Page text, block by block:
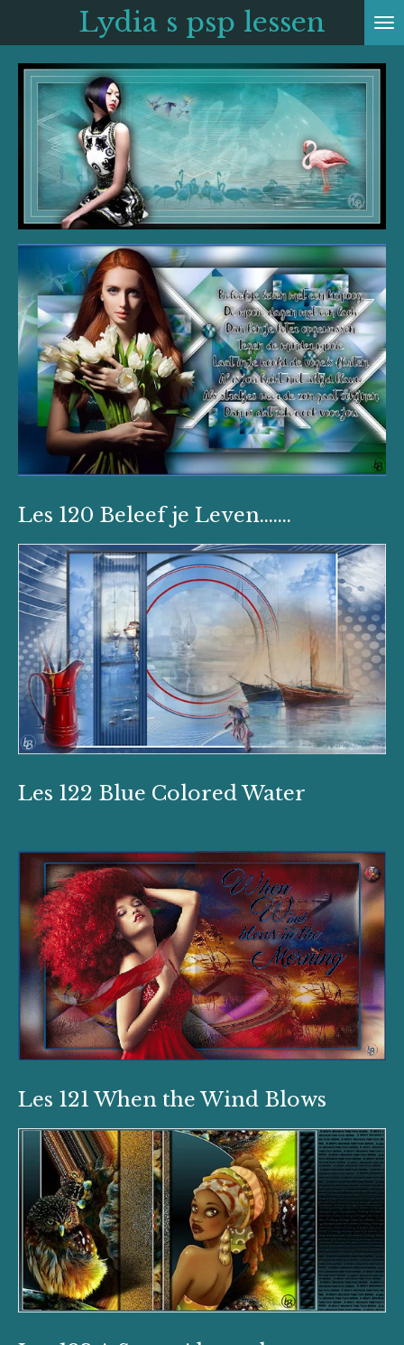
direct
naar
hoofdinhoud
Lydia s psp lessen
Les 120 Beleef je Leven.......
Les 122 Blue Colored Water
Les 121 When the Wind Blows